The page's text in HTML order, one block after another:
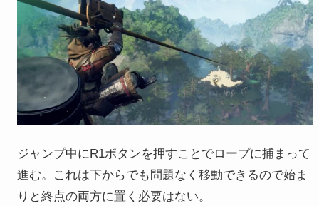
ジャンプ中にR1ボタンを押すことでロープに捕まって
進む。これは下からでも問題なく移動できるので始ま
りと終点の両方に置く必要はない。